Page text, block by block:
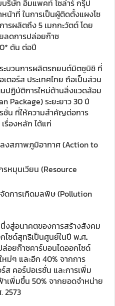
ริษัท อิมแพคท์ โซล่าร์ กรุ๊ป
หน้าที่ ในการเป็นผู้ติดตั้งแผงโซ
รผลิตถึง 5 เมกกะวัตต์ โดย
ลดการปล่อยก๊าซ
ตัน ต่อปี
ะบวนการผลิตรถยนต์มิตซูบิชิ ที่
อร์ส ประเทศไทย ถือเป็นส่วน
ปฏิบัติการใหม่ด้านสิ่งแวดล้อม
Package) ระยะยาว 30 ปี
ชั่น ที่ให้ความสำคัญต่อการ
รื่องหลัก ได้แก่
งสภาพภูมิอากาศ (Action to
หมุนเวียน (Resource
ดการเกิดมลพิษ (Pollution
งสู่อนาคตของการสร้างสังคม
ไซด์สุทธิเป็นศูนย์ในปี พ.ศ.
อยก๊าซคาร์บอนไดออกไซด์
ม่ๆ และอีก 40% จากการ
ส คอร์ปอเรชั่น และการเพิ่ม
เพิ่มขึ้น 50% จากยอดจำหน่าย
2573